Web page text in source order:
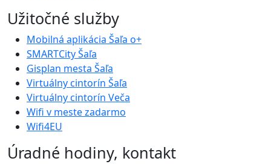
Užitočné služby
Mobilná aplikácia Šaľa o+
SMARTCity Šaľa
Gisplan mesta Šaľa
Virtuálny cintorín Šaľa
Virtuálny cintorín Veča
Wifi v meste zadarmo
Wifi4EU
Úradné hodiny, kontakt